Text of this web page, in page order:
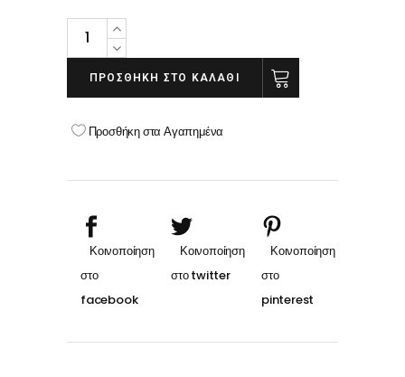
NAIL
NATURAL
200pcs
quantity
ΠΡΟΣΘΉΚΗ ΣΤΟ ΚΑΛΆΘΙ
Προσθήκη στα Αγαπημένα